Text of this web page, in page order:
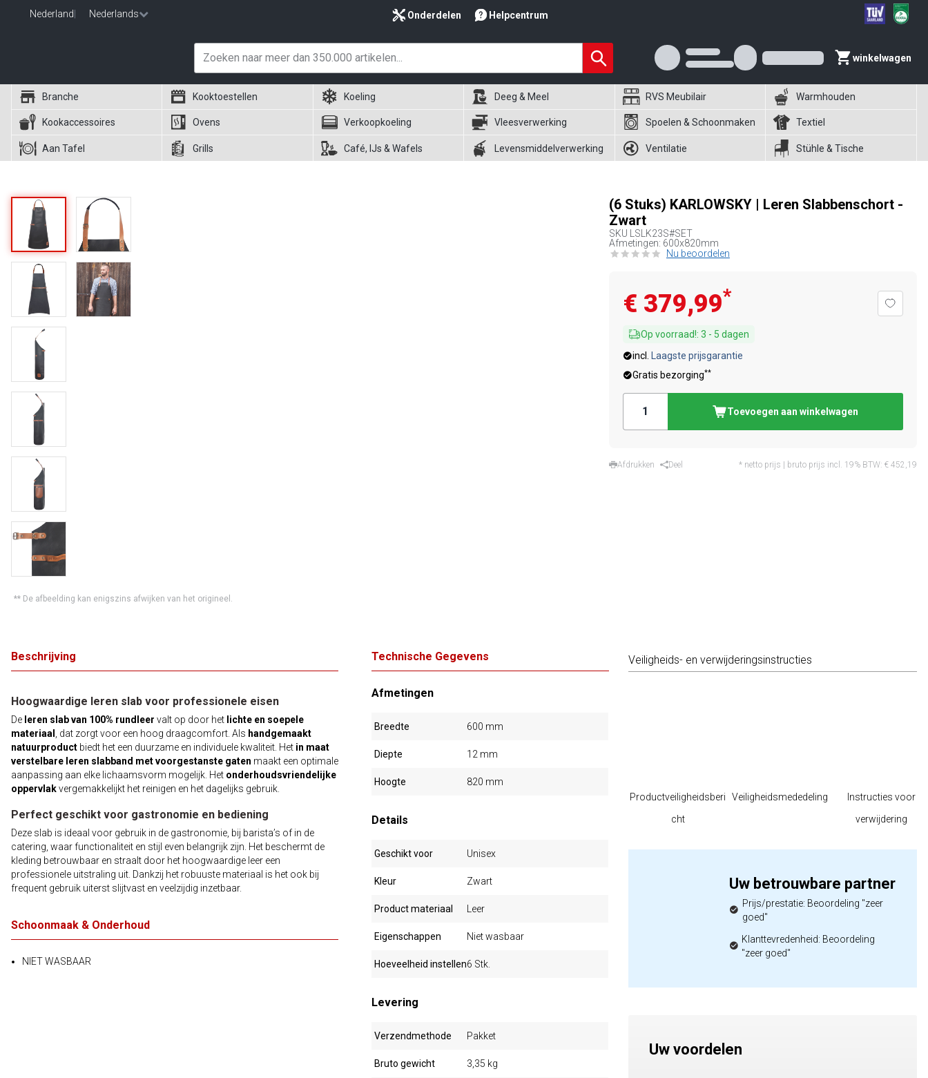
Nederland Nederlands Onderdelen Helpcentrum
winkelwagen
Branche Kooktoestellen Koeling Deeg & Meel RVS Meubilair Warmhouden
Kookaccessoires Ovens Verkoopkoeling Vleesverwerking Spoelen & Schoonmaken Textiel
Aan Tafel Grills Café, IJs & Wafels Levensmiddelverwerking Ventilatie Stühle & Tische
** De afbeelding kan enigszins afwijken van het origineel.
(6 Stuks) KARLOWSKY | Leren Slabbenschort -
Zwart
SKU
LSLK23S#SET
Afmetingen: 600x820mm
Nu beoordelen
€ 379,99*
Op voorraad!: 3 - 5 dagen
incl.
Laagste prijsgarantie
Gratis bezorging**
Toevoegen aan winkelwagen
Afdrukken Deel * netto prijs | bruto prijs incl. 19% BTW: € 452,19
Beschrijving
Hoogwaardige leren slab voor professionele eisen
De leren slab van 100% rundleer valt op door het lichte en soepele
materiaal
, dat zorgt voor een hoog draagcomfort. Als handgemaakt
natuurproduct biedt het een duurzame en individuele kwaliteit. Het in maat
verstelbare leren slabband met voorgestanste gaten maakt een optimale
aanpassing aan elke lichaamsvorm mogelijk. Het onderhoudsvriendelijke
oppervlakvergemakkelijkt het reinigen en het dagelijks gebruik.
Perfect geschikt voor gastronomie en bediening
Deze slab is ideaal voor gebruik in de gastronomie, bij barista’s of in de
catering, waar functionaliteit en stijl even belangrijk zijn. Het beschermt de
kleding betrouwbaar en straalt door het hoogwaardige leer een
professionele uitstraling uit. Dankzij het robuuste materiaal is het ook bij
frequent gebruik uiterst slijtvast en veelzijdig inzetbaar.
Schoonmaak & Onderhoud
NIET WASBAAR
Technische Gegevens
Afmetingen
Breedte 600 mm
Diepte 12 mm
Hoogte 820 mm
Details
Geschikt voor Unisex
Kleur Zwart
Product materiaal Leer
Eigenschappen Niet wasbaar
Hoeveelheid instellen6 Stk.
Levering
Verzendmethode Pakket
Bruto gewicht 3,35 kg
Veiligheids- en verwijderingsinstructies
Productveiligheidsberi
cht
Veiligheidsmededeling
Instructies voor
verwijdering
Uw betrouwbare partner
Prijs/prestatie: Beoordeling "zeer
goed"
Klanttevredenheid: Beoordeling
"zeer goed"
Uw voordelen